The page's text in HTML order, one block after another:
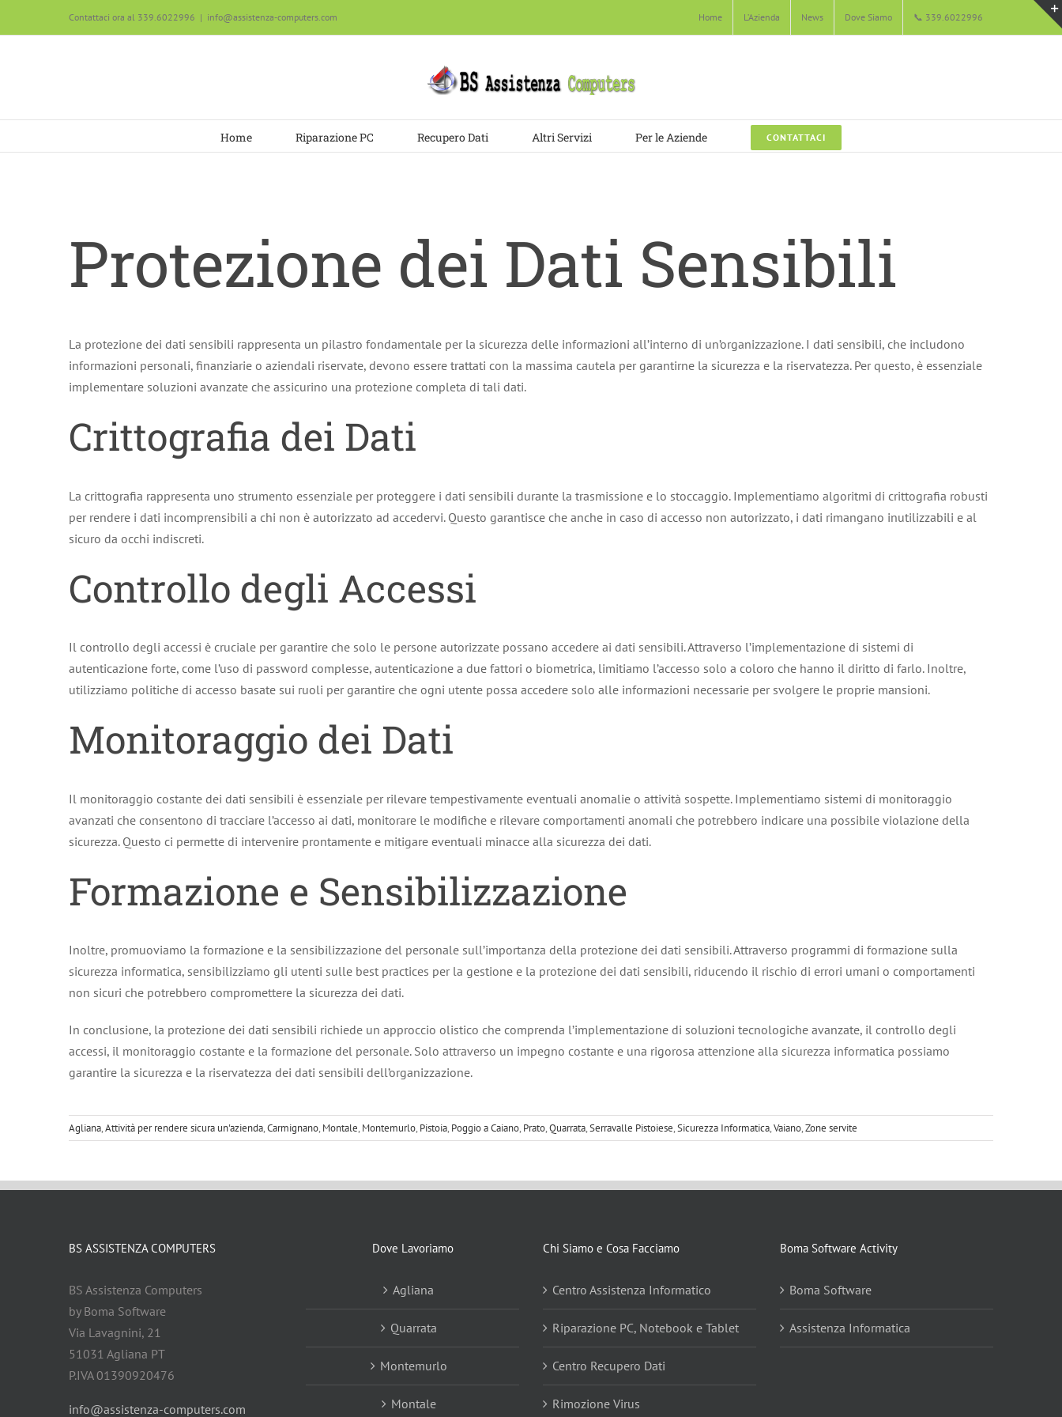
al
Contattaci ora al 339.6022996 | info@assistenza-computers.com Home L’Azienda News Dove Siamo 📞 339.6022996
Home Riparazione PC Recupero Dati Altri Servizi Per le Aziende CONTATTACI
Protezione dei Dati Sensibili
La protezione dei dati sensibili rappresenta un pilastro fondamentale per la sicurezza delle informazioni all’interno di un’organizzazione. I dati sensibili, che includono
informazioni personali, finanziarie o aziendali riservate, devono essere trattati con la massima cautela per garantirne la sicurezza e la riservatezza. Per questo, è essenziale
implementare soluzioni avanzate che assicurino una protezione completa di tali dati.
Crittografia dei Dati
La crittografia rappresenta uno strumento essenziale per proteggere i dati sensibili durante la trasmissione e lo stoccaggio. Implementiamo algoritmi di crittografia robusti
per rendere i dati incomprensibili a chi non è autorizzato ad accedervi. Questo garantisce che anche in caso di accesso non autorizzato, i dati rimangano inutilizzabili e al
sicuro da occhi indiscreti.
Controllo degli Accessi
Il controllo degli accessi è cruciale per garantire che solo le persone autorizzate possano accedere ai dati sensibili. Attraverso l’implementazione di sistemi di
autenticazione forte, come l’uso di password complesse, autenticazione a due fattori o biometrica, limitiamo l’accesso solo a coloro che hanno il diritto di farlo. Inoltre,
utilizziamo politiche di accesso basate sui ruoli per garantire che ogni utente possa accedere solo alle informazioni necessarie per svolgere le proprie mansioni.
Monitoraggio dei Dati
Il monitoraggio costante dei dati sensibili è essenziale per rilevare tempestivamente eventuali anomalie o attività sospette. Implementiamo sistemi di monitoraggio
avanzati che consentono di tracciare l’accesso ai dati, monitorare le modifiche e rilevare comportamenti anomali che potrebbero indicare una possibile violazione della
sicurezza. Questo ci permette di intervenire prontamente e mitigare eventuali minacce alla sicurezza dei dati.
Formazione e Sensibilizzazione
Inoltre, promuoviamo la formazione e la sensibilizzazione del personale sull’importanza della protezione dei dati sensibili. Attraverso programmi di formazione sulla
sicurezza informatica, sensibilizziamo gli utenti sulle best practices per la gestione e la protezione dei dati sensibili, riducendo il rischio di errori umani o comportamenti
non sicuri che potrebbero compromettere la sicurezza dei dati.
In conclusione, la protezione dei dati sensibili richiede un approccio olistico che comprenda l’implementazione di soluzioni tecnologiche avanzate, il controllo degli
accessi, il monitoraggio costante e la formazione del personale. Solo attraverso un impegno costante e una rigorosa attenzione alla sicurezza informatica possiamo
garantire la sicurezza e la riservatezza dei dati sensibili dell’organizzazione.
Agliana,Attività per rendere sicura un'azienda,Carmignano, Montale, Montemurlo, Pistoia, Poggio a Caiano, Prato,Quarrata,Serravalle Pistoiese,Sicurezza Informatica,Vaiano,Zone servite
BS ASSISTENZA COMPUTERS
BS Assistenza Computers
by Boma Software
Via Lavagnini, 21
51031 Agliana PT
P.IVA 01390920476
info@assistenza-computers.com
Dove Lavoriamo
Agliana
Quarrata
Montemurlo
Montale
Chi Siamo e Cosa Facciamo
Centro Assistenza Informatico
Riparazione PC, Notebook e Tablet
Centro Recupero Dati
Rimozione Virus
Boma Software Activity
Boma Software
Assistenza Informatica